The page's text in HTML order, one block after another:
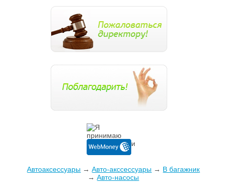
Автоаксессуары →Авто-акссессуары → В багажник
→Авто-насосы